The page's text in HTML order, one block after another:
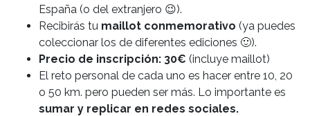
España (o del extranjero 😉).
Recibirás tu maillot conmemorativo (ya puedes
coleccionar los de diferentes ediciones 🙂).
Precio de inscripción: 30€ (incluye maillot)
El reto personal de cada uno es hacer entre 10, 20
o 50 km. pero pueden ser más. Lo importante es
sumar y replicar en redes sociales.